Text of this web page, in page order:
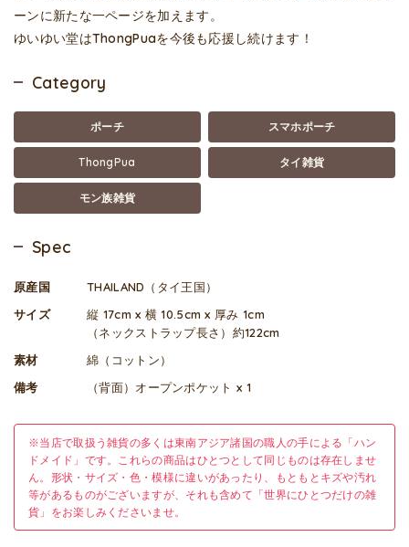
ーンに新たな一ページを加えます。
ゆいゆい堂はThongPuaを今後も応援し続けます！
Category
ポーチ スマホポーチ
ThongPua タイ雑貨
モン族雑貨
Spec
原産国
THAILAND（タイ王国）
サイズ
縦 17cm x 横 10.5cm x 厚み 1cm
（ネックストラップ長さ）約122cm
素材
綿（コットン）
備考
（背面）オープンポケット x 1
※当店で取扱う雑貨の多くは東南アジア諸国の職人の手による「ハン
ドメイド」です。これらの商品はひとつとして同じものは存在しませ
ん。形状・サイズ・色・模様に違いがあったり、もともとキズや汚れ
等があるものがございますが、それも含めて「世界にひとつだけの雑
貨」をお楽しみくださいませ。